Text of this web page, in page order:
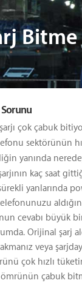
Sorunu
çok çabuk
sektörünün
yanında
kaç saat
yanlarında
cevabı büyük
Orijinal şarj
veya
çok hızlı
çabuk